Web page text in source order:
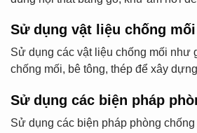
Sử dụng vật liệu chống mối
Sử dụng các vật liệu chống mối như
chống mối, bê tông, thép để xây
Sử dụng các biện pháp
Sử dụng các biện pháp phòng